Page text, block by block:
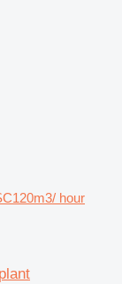
hour